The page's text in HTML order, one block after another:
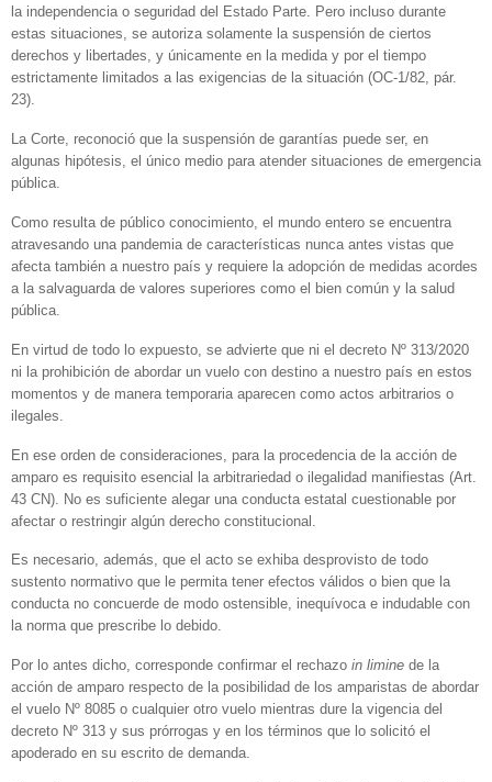
la independencia o seguridad del Estado Parte. Pero incluso durante
estas situaciones, se autoriza solamente la suspensión de ciertos
derechos y libertades, y únicamente en la medida y por el tiempo
estrictamente limitados a las exigencias de la situación (OC-1/82, pár.
23).
La Corte, reconoció que la suspensión de garantías puede ser, en
algunas hipótesis, el único medio para atender situaciones de emergencia
pública.
Como resulta de público conocimiento, el mundo entero se encuentra
atravesando una pandemia de características nunca antes vistas que
afecta también a nuestro país y requiere la adopción de medidas acordes
a la salvaguarda de valores superiores como el bien común y la salud
pública.
En virtud de todo lo expuesto, se advierte que ni el decreto Nº 313/2020
ni la prohibición de abordar un vuelo con destino a nuestro país en estos
momentos y de manera temporaria aparecen como actos arbitrarios o
ilegales.
En ese orden de consideraciones, para la procedencia de la acción de
amparo es requisito esencial la arbitrariedad o ilegalidad manifiestas (Art.
43 CN). No es suficiente alegar una conducta estatal cuestionable por
afectar o restringir algún derecho constitucional.
Es necesario, además, que el acto se exhiba desprovisto de todo
sustento normativo que le permita tener efectos válidos o bien que la
conducta no concuerde de modo ostensible, inequívoca e indudable con
la norma que prescribe lo debido.
Por lo antes dicho, corresponde confirmar el rechazo in limine de la
acción de amparo respecto de la posibilidad de los amparistas de abordar
el vuelo Nº 8085 o cualquier otro vuelo mientras dure la vigencia del
decreto Nº 313 y sus prórrogas y en los términos que lo solicitó el
apoderado en su escrito de demanda.